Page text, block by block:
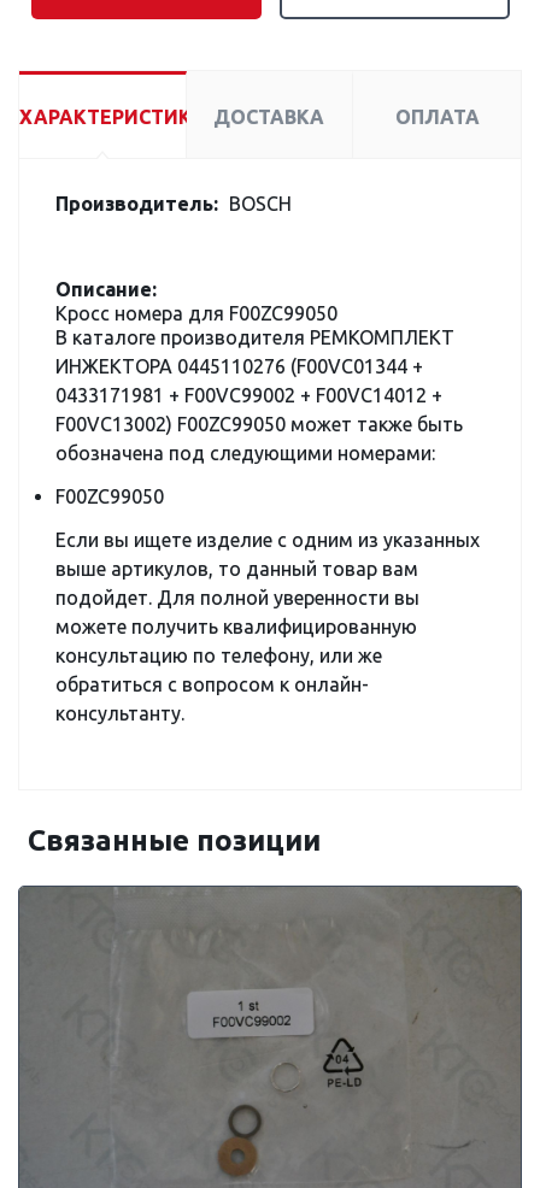
ХАРАКТЕРИСТИКИ ДОСТАВКА ОПЛАТА
Производитель: BOSCH
Описание:
Кросс номера для F00ZC99050
В каталоге производителя РЕМКОМПЛЕКТ
ИНЖЕКТОРА 0445110276 (F00VC01344 +
0433171981 + F00VC99002 + F00VC14012 +
F00VC13002) F00ZC99050 может также быть
обозначена под следующими номерами:
F00ZC99050
Если вы ищете изделие с одним из указанных
выше артикулов, то данный товар вам
подойдет. Для полной уверенности вы
можете получить квалифицированную
консультацию по телефону, или же
обратиться с вопросом к онлайн-
консультанту.
Связанные позиции